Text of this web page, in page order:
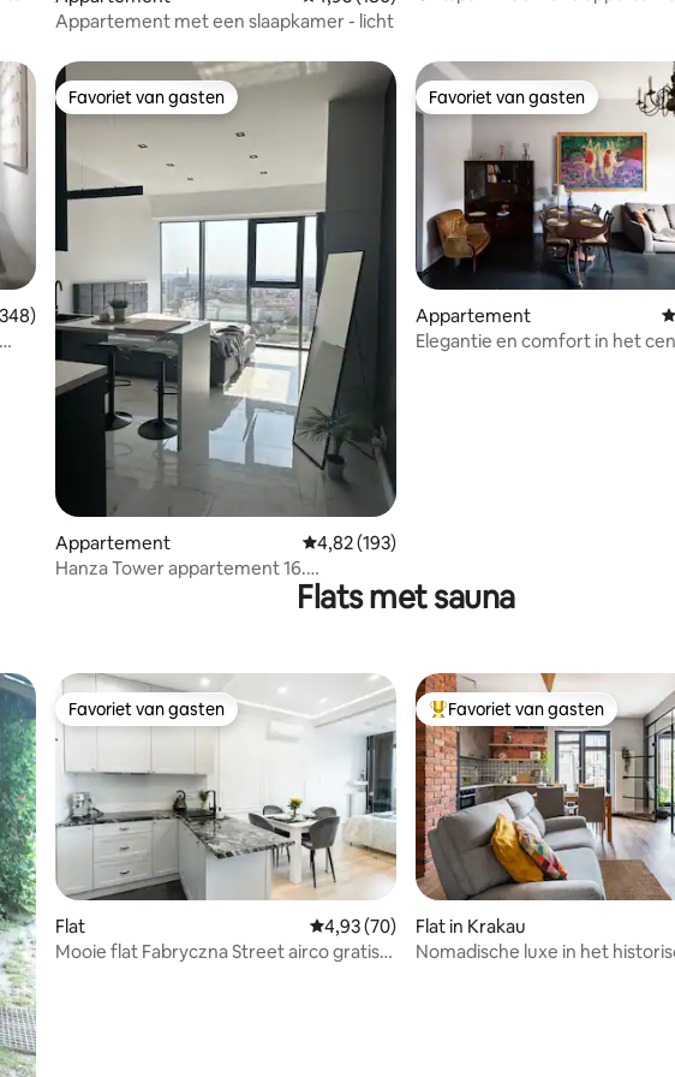
Appartement met een slaapkamer - licht
beoordeling van 4,87 op 5, 348 recensies
Favoriet van gasten
Favoriet van gasten
Appartement Gemiddelde beoordeling van 4,82 op 5, 193
4,82 (193)
Hanza Tower appartement 16.
Favoriet van gasten
Favoriet van gasten
Appartement
Elegantie en comfort in het
Flats met sauna
Favoriet van gasten
Favoriet van gasten
Flat Gemiddelde beoordeling van 4,93 op 5, 70
4,93 (70)
Mooie flat Fabryczna Street airco gratis
Topfavoriet van gasten
Favoriet van gasten
Flat in Krakau
Nomadische luxe in het